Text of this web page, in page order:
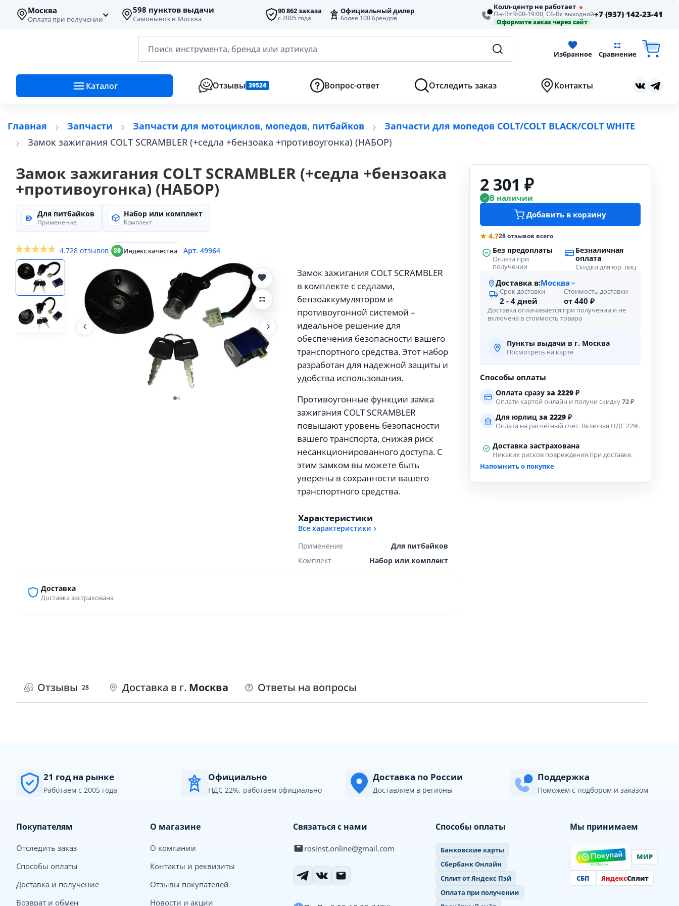
Москва
Оплата при получении
598 пунктов выдачи
Самовывоз в Москва
90 862 заказа
с 2005 года
Официальный дилер
более 100 брендов
Колл-центр не работает
Пн-Пт 9:00-19:00, Сб-Вс выходной
Оформите заказ через сайт
+7 (937) 142-23-41
Поиск инструмента, бренда или артикула Избранное Сравнение
Каталог Отзывы 39524 Вопрос-ответ Отследить заказ Контакты
Главная Запчасти Запчасти для мотоциклов, мопедов, питбайков
Запчасти для мопедов COLT/COLT BLACK/COLT WHITE
Замок зажигания COLT SCRAMBLER (+седла +бензоака +противоугонка) (НАБОР)
Замок зажигания COLT SCRAMBLER (+седла +бензоака
+противоугонка) (НАБОР)
Для питбайков
Применение
Набор или комплект
Комплект
4.728 отзывов 80 Индекс качества Арт. 49964
Замок зажигания COLT SCRAMBLER
в комплекте с седлами,
бензоаккумулятором и
противоугонной системой –
идеальное решение для
обеспечения безопасности вашего
транспортного средства. Этот набор
разработан для надежной защиты и
удобства использования.
Противоугонные функции замка
зажигания COLT SCRAMBLER
повышают уровень безопасности
вашего транспорта, снижая риск
несанкционированного доступа. С
этим замком вы можете быть
уверены в сохранности вашего
транспортного средства.
Характеристики
Все характеристики
Применение
Для питбайков
Комплект
Набор или комплект
Доставка
Доставка застрахована
2 301 ₽
В наличии
Добавить в корзину
★ 4.728 отзывов всего
Без предоплаты
Оплата при
получении
Безналичная
оплата
Скидки для юр. лиц
Доставка в:Москва
Срок доставки
2 - 4 дней
Стоимость доставки
от 440 ₽
Доставка оплачивается при получении и не
включена в стоимость товара
Пункты выдачи в г. Москва
Посмотреть на карте
Способы оплаты
Оплата сразу за 2229 ₽
Оплати картой онлайн и получи скидку72 ₽
Для юрлиц за 2229 ₽
Оплата на расчётный счёт. Включая НДС 22%.
Доставка застрахована
Никаких рисков повреждения при доставке.
Напомнить о покупке
Отзывы 28 Доставка в г. Москва Ответы на вопросы
21 год на рынке
Работаем с 2005 года
Официально
НДС 22%, работаем официально
Доставка по России
Доставляем в регионы
Поддержка
Поможем с подбором и заказом
Покупателям
Отследить заказ
Способы оплаты
Доставка и получение
Возврат и обмен
О магазине
О компании
Контакты и реквизиты
Отзывы покупателей
Новости и акции
Связаться с нами
rosinst.online@gmail.com
Способы оплаты
Банковские карты
Сбербанк Онлайн
Сплит от Яндекс Пэй
Оплата при получении
Мы принимаем
МИР
СБП ЯндексСплит